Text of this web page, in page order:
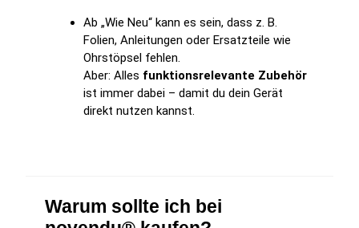
Ab „Wie Neu“ kann es sein, dass z. B.
Folien, Anleitungen oder Ersatzteile wie
Ohrstöpsel fehlen.
Aber: Alles funktionsrelevante Zubehör
ist immer dabei – damit du dein Gerät
direkt nutzen kannst.
Warum sollte ich bei